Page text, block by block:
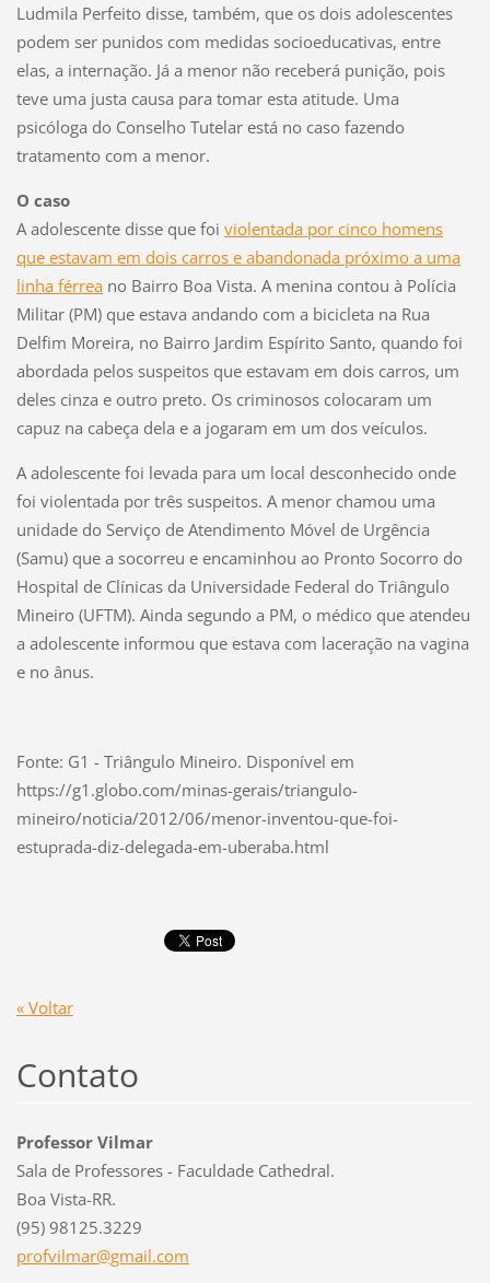
Ludmila Perfeito disse, também, que os dois adolescentes
podem ser punidos com medidas socioeducativas, entre
elas, a internação. Já a menor não receberá punição, pois
teve uma justa causa para tomar esta atitude. Uma
psicóloga do Conselho Tutelar está no caso fazendo
tratamento com a menor.
O caso
A adolescente disse que foi violentada por cinco homens
que estavam em dois carros e abandonada próximo a uma
linha férreano Bairro Boa Vista. A menina contou à Polícia
Militar (PM) que estava andando com a bicicleta na Rua
Delfim Moreira, no Bairro Jardim Espírito Santo, quando foi
abordada pelos suspeitos que estavam em dois carros, um
deles cinza e outro preto. Os criminosos colocaram um
capuz na cabeça dela e a jogaram em um dos veículos.
A adolescente foi levada para um local desconhecido onde
foi violentada por três suspeitos. A menor chamou uma
unidade do Serviço de Atendimento Móvel de Urgência
(Samu) que a socorreu e encaminhou ao Pronto Socorro do
Hospital de Clínicas da Universidade Federal do Triângulo
Mineiro (UFTM). Ainda segundo a PM, o médico que atendeu
a adolescente informou que estava com laceração na vagina
e no ânus.
Fonte: G1 - Triângulo Mineiro. Disponível em
https://g1.globo.com/minas-gerais/triangulo-
mineiro/noticia/2012/06/menor-inventou-que-foi-
estuprada-diz-delegada-em-uberaba.html
« Voltar
Contato
Professor Vilmar
Sala de Professores - Faculdade Cathedral.
Boa Vista-RR.
(95) 98125.3229
profvilmar@gmail.com